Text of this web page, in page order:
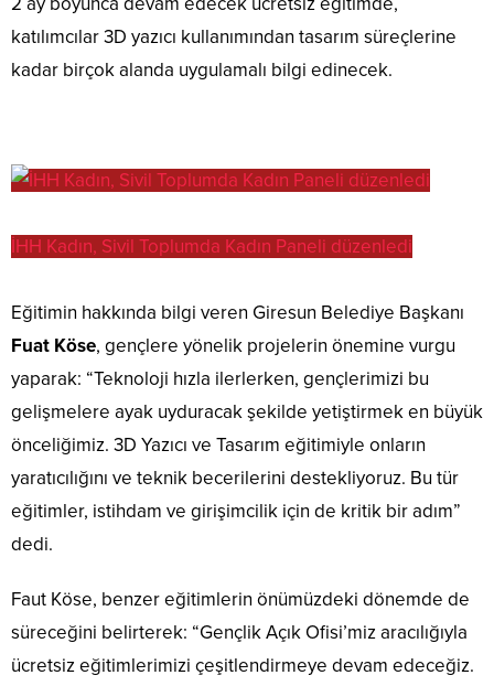
katılımcılar 3D yazıcı kullanımından tasarım süreçlerine
kadar birçok alanda uygulamalı bilgi edinecek.
İHH Kadın, Sivil Toplumda Kadın Paneli düzenledi
Eğitimin hakkında bilgi veren Giresun Belediye Başkanı
Fuat Köse, gençlere yönelik projelerin önemine vurgu
yaparak: “Teknoloji hızla ilerlerken, gençlerimizi bu
gelişmelere ayak uyduracak şekilde yetiştirmek en büyük
önceliğimiz. 3D Yazıcı ve Tasarım eğitimiyle onların
yaratıcılığını ve teknik becerilerini destekliyoruz. Bu tür
eğitimler, istihdam ve girişimcilik için de kritik bir adım”
dedi.
Faut Köse, benzer eğitimlerin önümüzdeki dönemde de
süreceğini belirterek: “Gençlik Açık Ofisi’miz aracılığıyla
ücretsiz eğitimlerimizi çeşitlendirmeye devam edeceğiz.